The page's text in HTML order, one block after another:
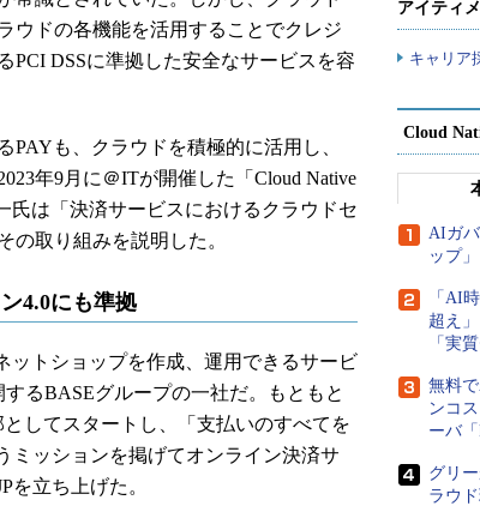
ウドの各機能を活用することでクレジ
PCI DSSに準拠した安全なサービスを容
も、クラウドを積極的に活用し、
年9月に＠ITが開催した「Cloud Native
氏は「決済サービスにおけるクラウドセ
の取り組みを説明した。
4.0にも準拠
トショップを作成、運用できるサービ
るBASEグループの一社だ。もともと
してスタートし、「支払いのすべてを
ミッションを掲げてオンライン決済サ
を立ち上げた。
アイティ
キャリア
Cloud
AIガ
ップ」
「AI
超え
「実
無料
ンコ
ーバ
グリ
ラウ